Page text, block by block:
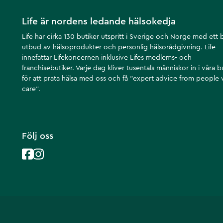
Life är nordens ledande hälsokedja
Life har cirka 130 butiker utspritt i Sverige och Norge med ett
utbud av hälsoprodukter och personlig hälsorådgivning. Life
innefattar Lifekoncernen inklusive Lifes medlems- och
franchisebutiker. Varje dag kliver tusentals människor in i våra
för att prata hälsa med oss och få ”expert advice from people
care”.
Följ oss